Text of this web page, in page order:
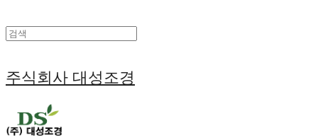
주식회사 대성조경